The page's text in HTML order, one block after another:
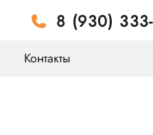
8 (930)
Контакты